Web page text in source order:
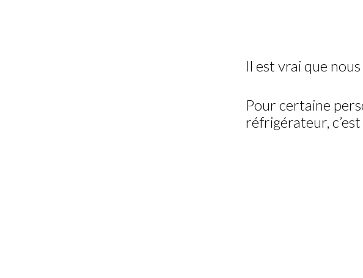
Il est vrai que
Pour certaine
réfrigérateur,